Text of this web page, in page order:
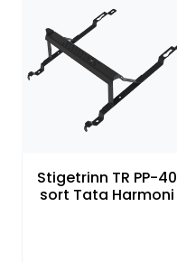
Stigetrinn TR PP-40
sort Tata Harmoni
Andre produkter
Nye produkter